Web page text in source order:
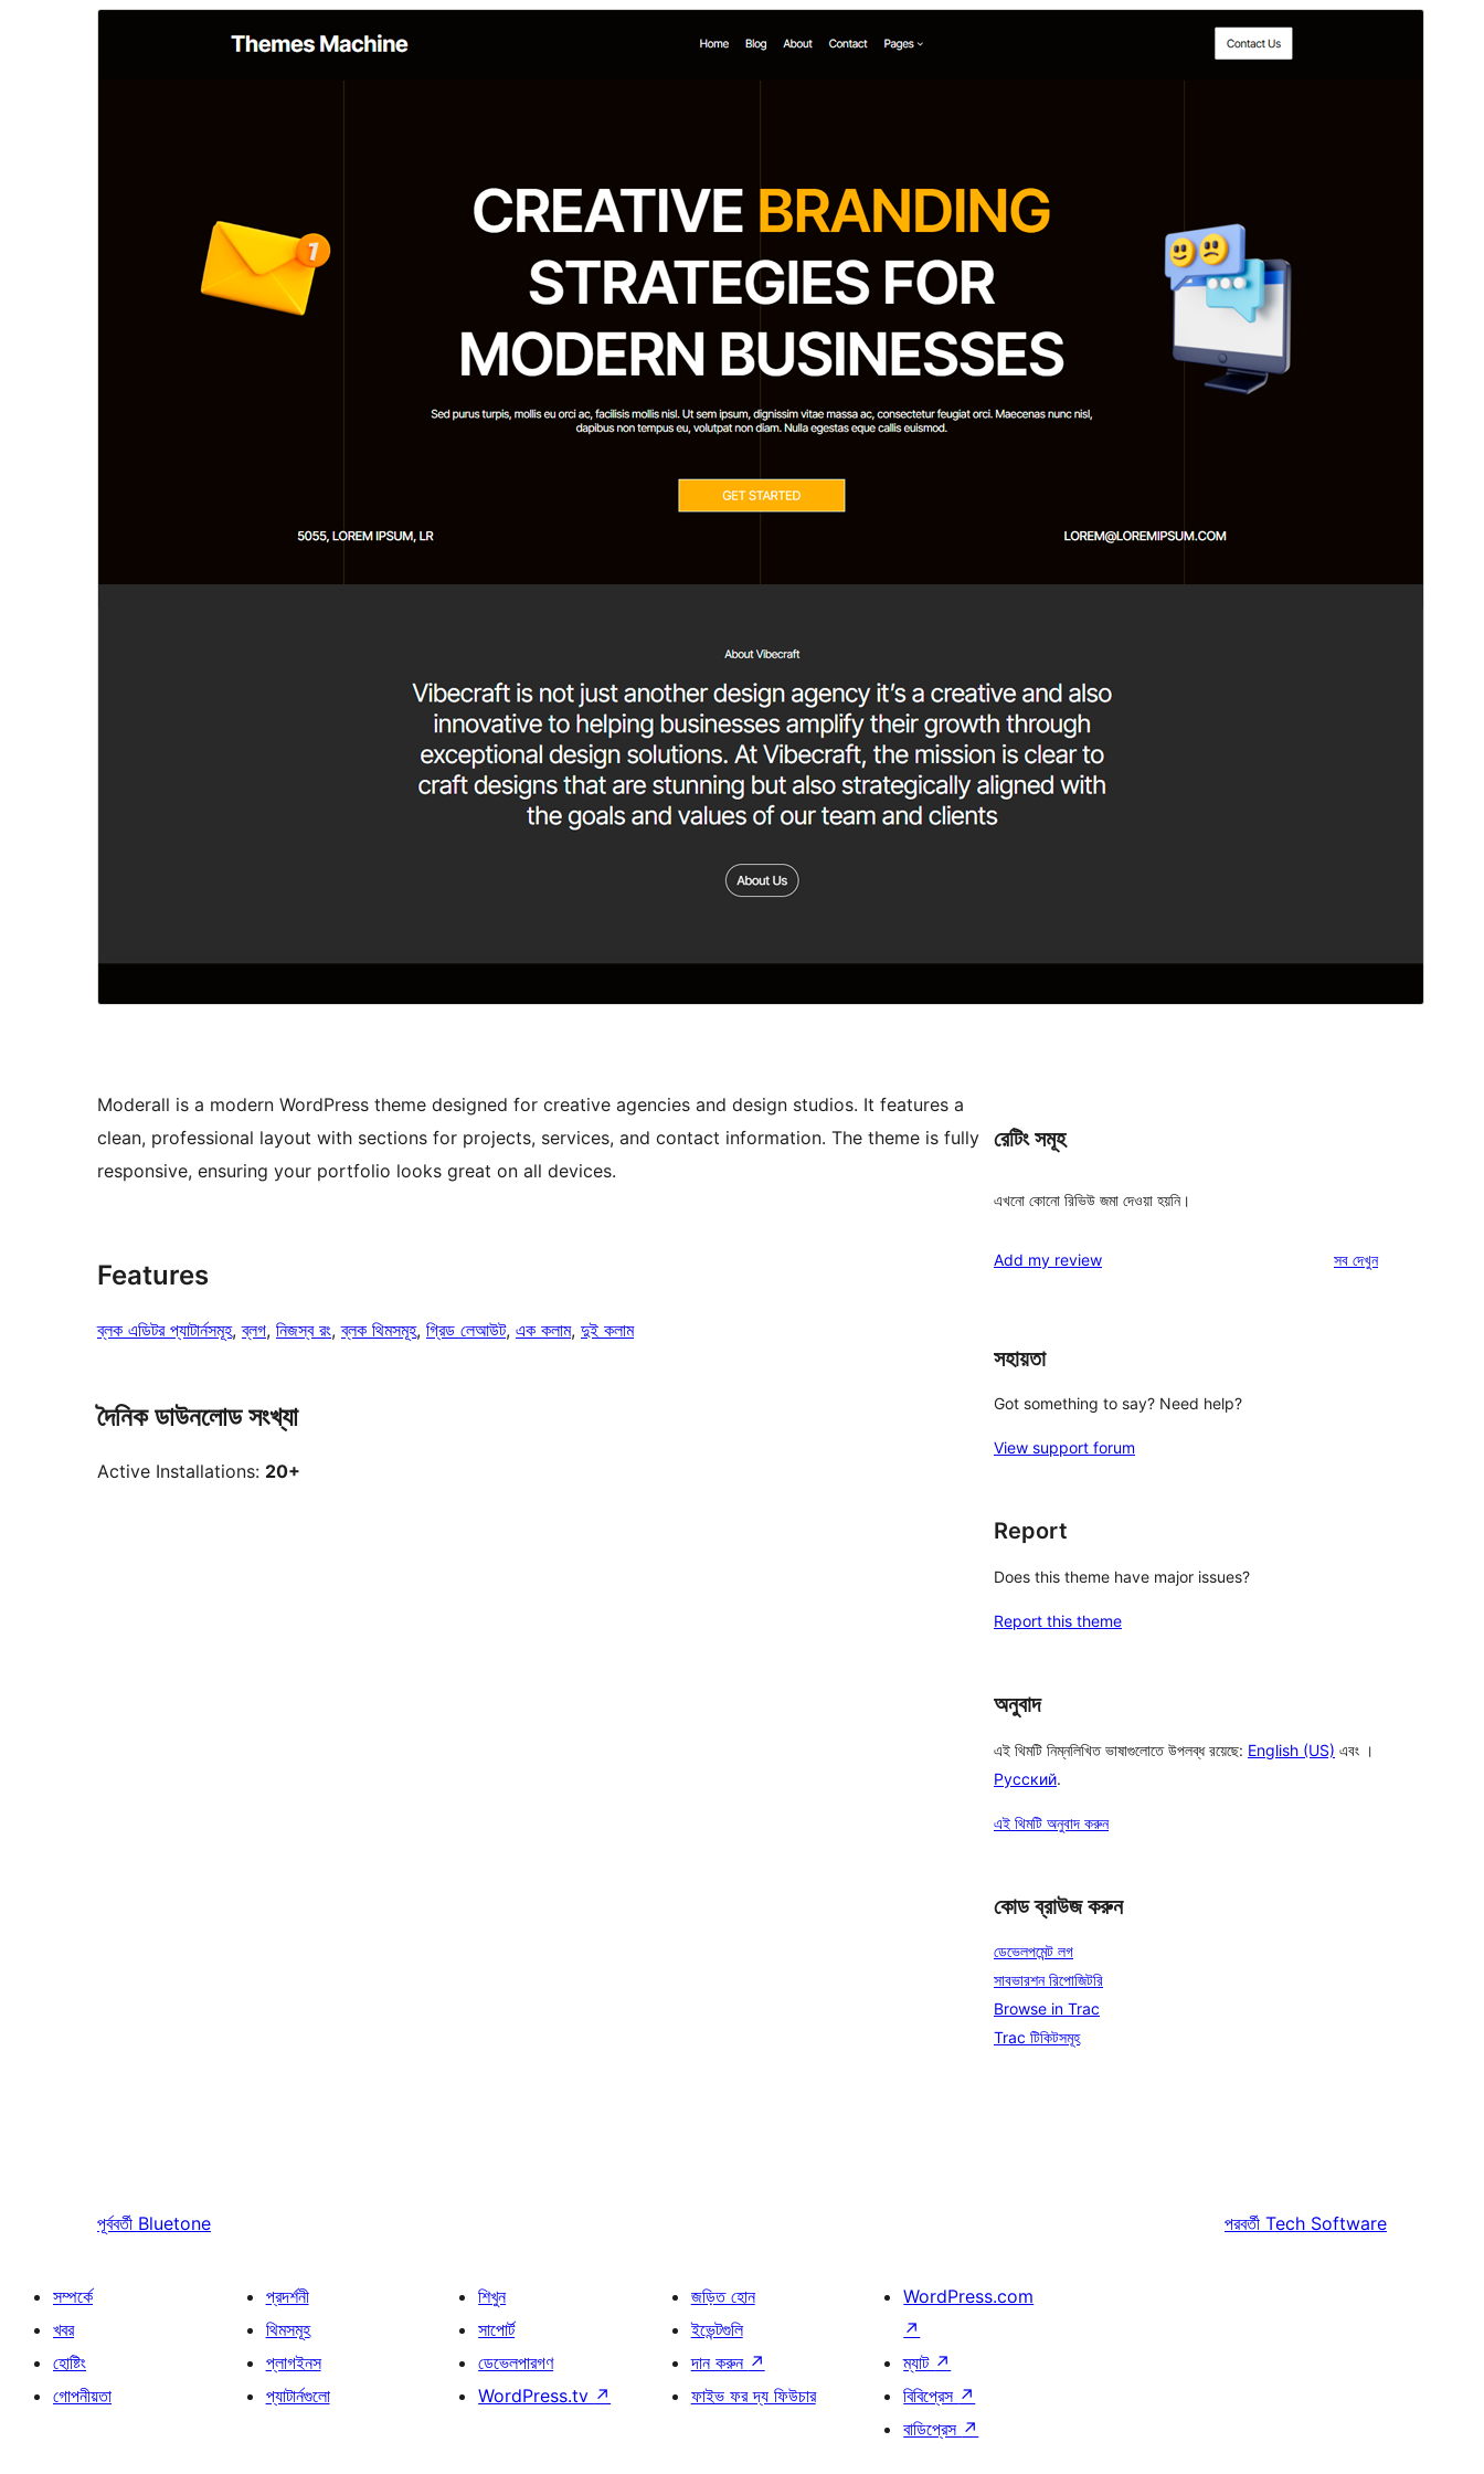
থিম হোমপেজ
Moderall is a modern WordPress theme designed for creative agencies and design studios. It features a
clean, professional layout with sections for projects, services, and contact information. The theme is fully
responsive, ensuring your portfolio looks great on all devices.
Features
ব্লক এডিটর প্যাটার্নসমূহ, ব্লগ, নিজস্ব রং, ব্লক থিমসমূহ, গ্রিড লেআউট, এক কলাম, দুই কলাম
দৈনিক ডাউনলোড সংখ্যা
Active Installations: 20+
রেটিং সমূহ
এখনো কোনো রিভিউ জমা দেওয়া হয়নি।
Add my review সবরিভিউ
দেখুন
সহায়তা
Got something to say? Need help?
View support forum
Report
Does this theme have major issues?
Report this theme
অনুবাদ
এই থিমটি নিম্নলিখিত ভাষাগুলোতে উপলব্ধ রয়েছে: English (US) এবং ।
Русский.
এই থিমটি অনুবাদ করুন
কোড ব্রাউজ করুন
ডেভেলপমেন্ট লগ
সাবভারশন রিপোজিটরি
Browse in Trac
Trac টিকিটসমূহ
পূর্ববর্তী Bluetone পরবর্তী Tech Software
সম্পর্কে
খবর
হোষ্টিং
গোপনীয়তা
প্রদর্শনী
থিমসমূহ
প্লাগইনস
প্যাটার্নগুলো
শিখুন
সাপোর্ট
ডেভেলপারগণ
WordPress.tv ↗
জড়িত হোন
ইভেন্টগুলি
দান করুন ↗
ফাইভ ফর দ্য ফিউচার
WordPress.com
↗
ম্যাট ↗
বিবিপ্রেস ↗
বাডিপ্রেস ↗